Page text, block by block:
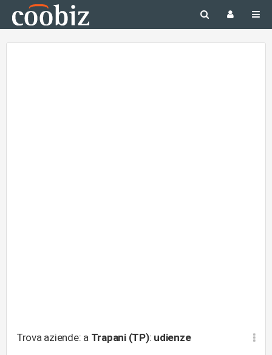
Trova aziende: a Trapani (TP): udienze